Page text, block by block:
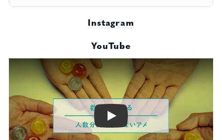
Instagram
YouTube
Play